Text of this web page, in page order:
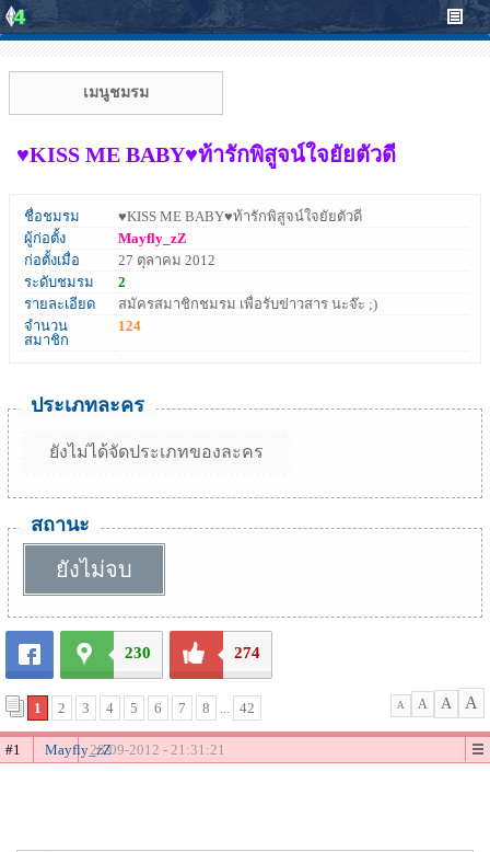
เมนูชมรม
♥KISS ME BABY♥ท้ารักพิสูจน์ใจยัยตัวดี
ชื่อชมรม
♥KISS ME BABY♥ท้ารักพิสูจน์ใจยัยตัวดี
ผู้ก่อตั้ง
Mayfly_zZ
ก่อตั้งเมื่อ
27 ตุลาคม 2012
ระดับชมรม
2
รายละเอียด
สมัครสมาชิกชมรม เพื่อรับข่าวสาร นะจ๊ะ ;)
จำนวน
สมาชิก
124
ประเภทละคร
ยังไม่ได้จัดประเภทของละคร
สถานะ
ยังไม่จบ
230 274
1 2 3 4 5 6 7 8 ... 42 A A A A
#1 Mayfly_zZ28-09-2012 - 21:31:21